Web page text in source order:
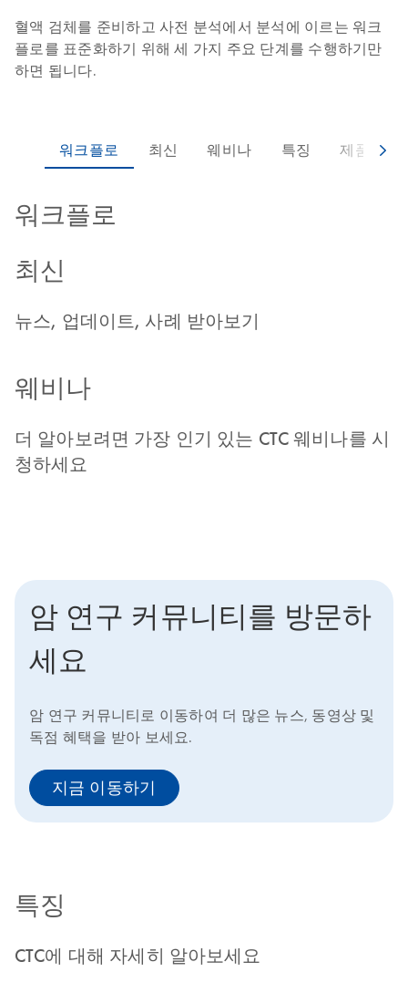
혈액 검체를 준비하고 사전 분석에서 분석에 이르는 워크
플로를 표준화하기 위해 세 가지 주요 단계를 수행하기만
하면 됩니다.
워크플로
최신
뉴스, 업데이트, 사례 받아보기
웨비나
더 알아보려면 가장 인기 있는 CTC 웨비나를 시
청하세요
암 연구 커뮤니티를 방문하
세요
암 연구 커뮤니티로 이동하여 더 많은 뉴스, 동영상 및
독점 혜택을 받아 보세요.
지금 이동하기
특징
CTC에 대해 자세히 알아보세요